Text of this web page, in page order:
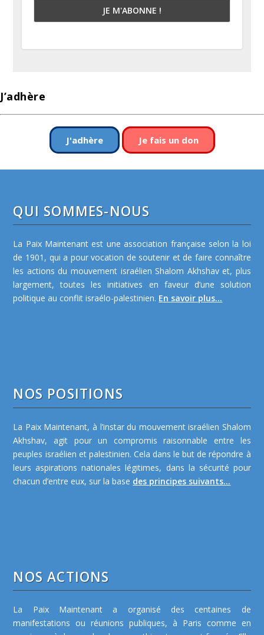
J’adhère
J'adhère Je fais un don
QUI SOMMES-NOUS
La Paix Maintenant est une association française selon la loi
de 1901, qui a pour vocation de soutenir et de faire connaître
les actions du mouvement israélien Shalom Akhshav et, plus
largement, toutes les initiatives en faveur d’une solution
politique au conflit israélo-palestinien. En savoir plus...
NOS POSITIONS
La Paix Maintenant, à l’instar du mouvement israélien Shalom
Akhshav, agit pour un compromis raisonnable entre les
peuples israélien et palestinien. Cela dans le but de répondre à
leurs aspirations nationales légitimes, dans la sécurité pour
chacun d’entre eux, sur la base des principes suivants...
NOS ACTIONS
La Paix Maintenant a organisé des centaines de
manifestations ou réunions publiques, à Paris comme en